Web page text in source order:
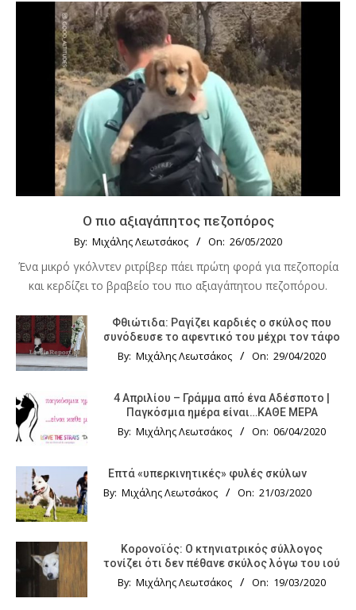
Ο πιο αξιαγάπητος πεζοπόρος
By: Μιχάλης Λεωτσάκος On: 26/05/2020
Ένα μικρό γκόλντεν ριτρίβερ πάει πρώτη φορά για πεζοπορία
και κερδίζει το βραβείο του πιο αξιαγάπητου πεζοπόρου.
Φθιώτιδα: Ραγίζει καρδιές ο σκύλος που
συνόδευσε το αφεντικό του μέχρι τον τάφο
By: Μιχάλης Λεωτσάκος On: 29/04/2020
4 Απριλίου – Γράμμα από ένα Αδέσποτο |
Παγκόσμια ημέρα είναι…ΚΑΘΕ ΜΕΡΑ
By: Μιχάλης Λεωτσάκος On: 06/04/2020
Επτά «υπερκινητικές» φυλές σκύλων
By: Μιχάλης Λεωτσάκος On: 21/03/2020
Κορονοϊός: Ο κτηνιατρικός σύλλογος
τονίζει ότι δεν πέθανε σκύλος λόγω του ιού
By: Μιχάλης Λεωτσάκος On: 19/03/2020